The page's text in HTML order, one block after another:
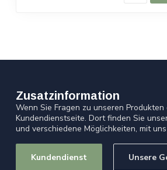
Zusatzinformation
Wenn Sie Fragen zu unseren
Kundendienstseite. Dort finden Sie
und verschiedene Möglichkeiten, mit
Kundendienst Unsere